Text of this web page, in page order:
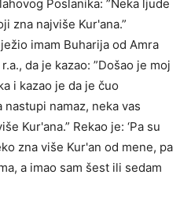
Poslanika: ”Neka ljude
zna najviše Kur'ana.”
imam Buharija od Amra
da je kazao: ”Došao je moj
i kazao je da je čuo
nastupi namaz, neka vas
Kur'ana.” Rekao je: ‘Pa su
zna više Kur'an od mene, pa
a imao sam šest ili sedam